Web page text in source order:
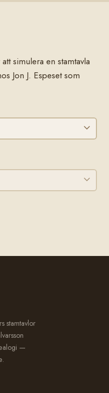
simulera en stamtavla
Jon J. Espeset som
stamtavlor
—